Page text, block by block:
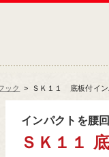
ック > ＳＫ１１ 底板付イ
インパクトを腰
ＳＫ１１
トップ